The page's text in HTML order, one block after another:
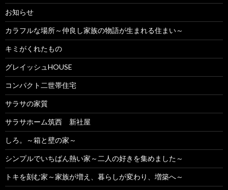
お知らせ
カラフルな場所～仲良し家族の物語が生まれる住まい～
キミがくれたもの
グレイッシュHOUSE
コンパクト二世帯住宅
サラサの家質
サラサホーム筑西 新社屋
しろ。～箱と壁の家～
シンプルでいちばん熱い家～二人の好きを集めました～
トキを刻む家～家族が増え、暮らしが変わり、増築へ～